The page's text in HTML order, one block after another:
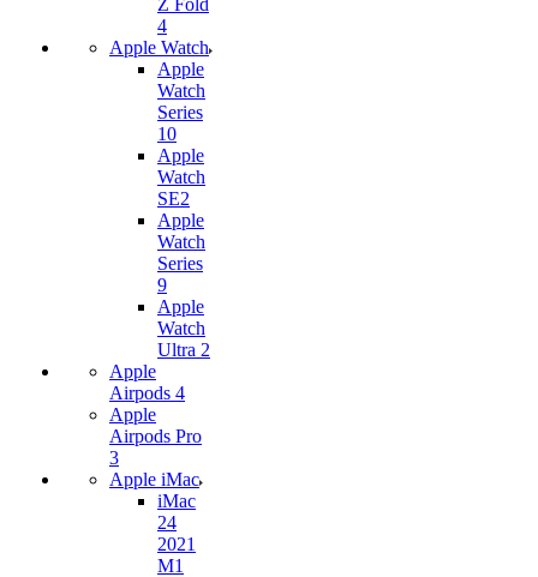
Z Fold
4
Apple Watch
Apple
Watch
Series
10
Apple
Watch
SE2
Apple
Watch
Series
9
Apple
Watch
Ultra 2
Apple
Airpods 4
Apple
Airpods Pro
3
Apple iMac
iMac
24
2021
M1